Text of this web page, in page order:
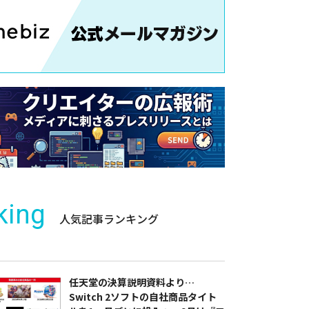
人気記事ランキング
任天堂の決算説明資料より…
Switch 2ソフトの自社商品タイト